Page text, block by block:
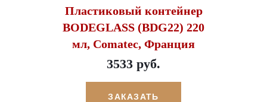
Пластиковый контейнер
BODEGLASS (BDG22) 220
мл, Comatec, Франция
3533 руб.
ЗАКАЗАТЬ